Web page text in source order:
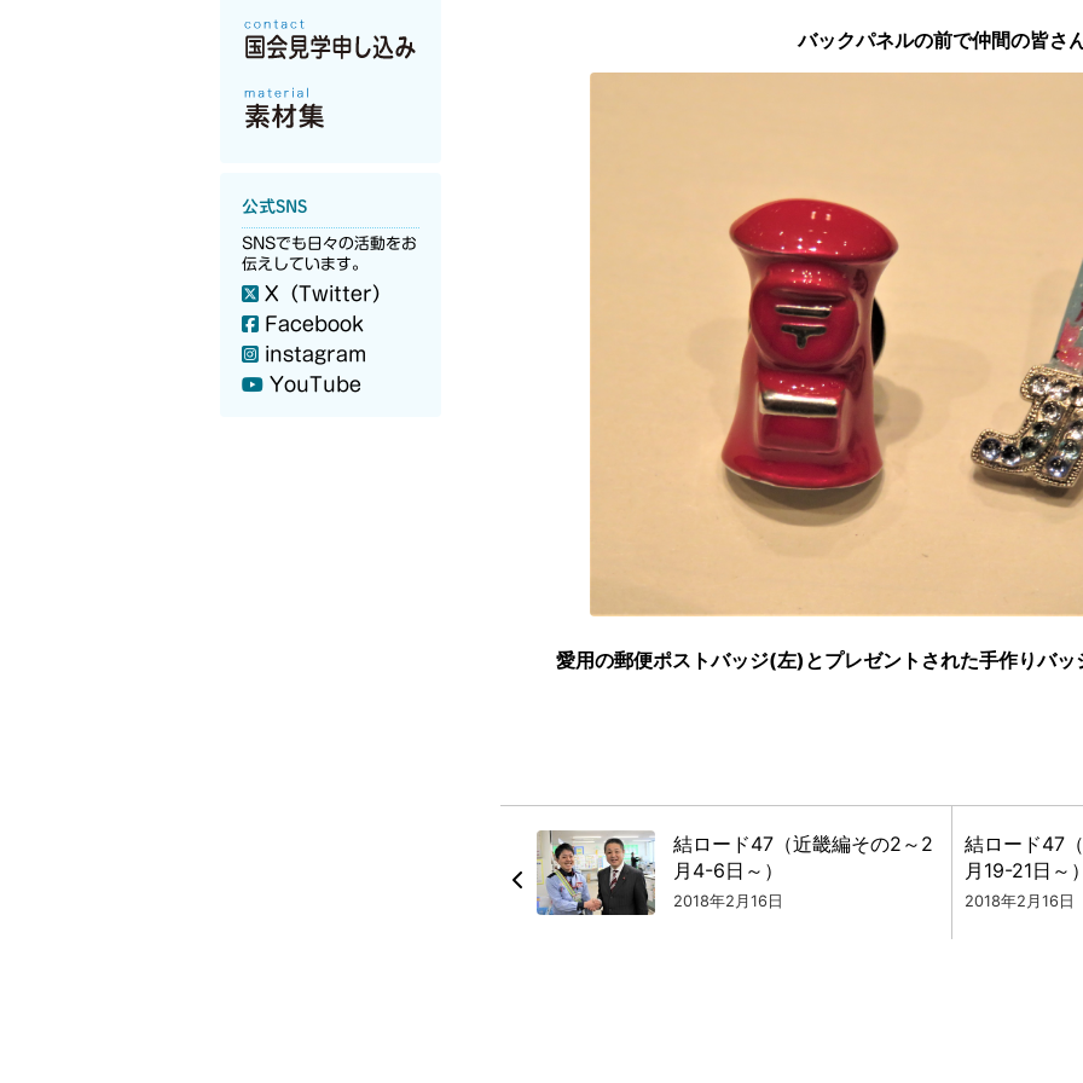
公式SNS
SNSでも日々の活動をお
伝えしています。
X（Twitter）
Facebook
instagram
YouTube
バックパネルの前で仲間の皆さ
愛用の郵便ポストバッジ(左)とプレゼントされた手作りバ
結ロード47（近畿編その2～2
月4-6日～）
2018年2月16日
結ロード47
月19-21日～
2018年2月16日